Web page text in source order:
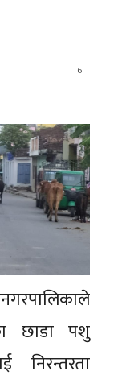
6
छाडा पशु
निरन्तरता